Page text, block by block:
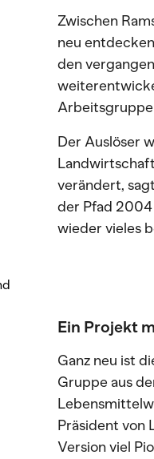
Zwischen
neu
den
Arbeitsgruppe
Der Auslöser
verändert,
der Pfad
wieder vieles
Ein Projekt
Ganz neu ist
Gruppe aus
Präsident von
Version viel